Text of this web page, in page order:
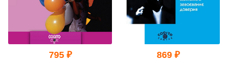
795 ₽ 869 ₽